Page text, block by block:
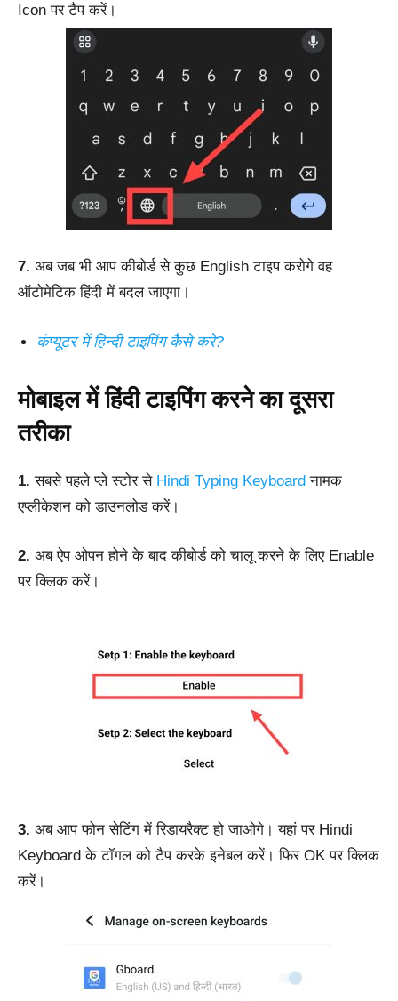
Icon पर टैप करें।
7. अब जब भी आप कीबोर्ड से कुछ English टाइप करोगे वह
ऑटोमेटिक हिंदी में बदल जाएगा।
कंप्यूटर में हिन्दी टाइपिंग कैसे करे?
मोबाइल में हिंदी टाइपिंग करने का दूसरा
तरीका
1. सबसे पहले प्ले स्टोर से Hindi Typing Keyboard नामक
एप्लीकेशन को डाउनलोड करें।
2. अब ऐप ओपन होने के बाद कीबोर्ड को चालू करने के लिए Enable
पर क्लिक करें।
3. अब आप फोन सेटिंग में रिडायरैक्ट हो जाओगे। यहां पर Hindi
Keyboard के टॉगल को टैप करके इनेबल करें। फिर OK पर क्लिक
करें।